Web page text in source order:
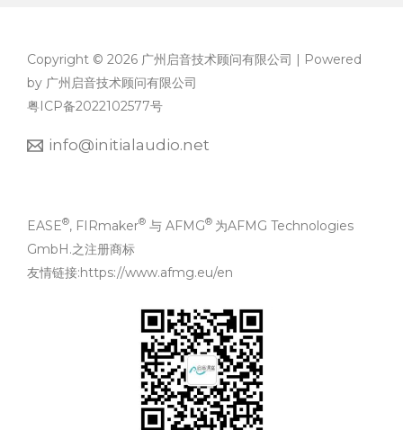
Copyright © 2026 广州启音技术顾问有限公司 | Powered
by 广州启音技术顾问有限公司
粤ICP备2022102577号
info@initialaudio.net
EASE®, FIRmaker® 与 AFMG® 为AFMG Technologies
GmbH.之注册商标
友情链接:https://www.afmg.eu/en